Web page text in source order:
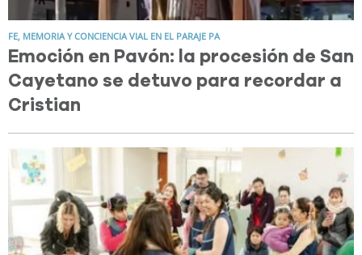
FE, MEMORIA Y CONCIENCIA VIAL EN EL PARAJE PA
Emoción en Pavón: la procesión de San
Cayetano se detuvo para recordar a
Cristian